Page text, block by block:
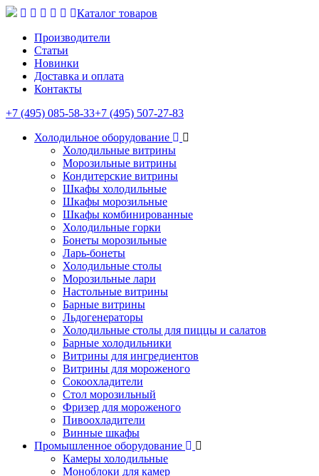
Каталог товаров
Производители
Статьи
Новинки
Доставка и оплата
Контакты
+7 (495) 085-58-33+7 (495) 507-27-83
Холодильное оборудование
Холодильные витрины
Морозильные витрины
Кондитерские витрины
Шкафы холодильные
Шкафы морозильные
Шкафы комбинированные
Холодильные горки
Бонеты морозильные
Ларь-бонеты
Холодильные столы
Морозильные лари
Настольные витрины
Барные витрины
Льдогенераторы
Холодильные столы для пиццы и салатов
Барные холодильники
Витрины для ингредиентов
Витрины для мороженого
Сокоохладители
Стол морозильный
Фризер для мороженого
Пивоохладители
Винные шкафы
Промышленное оборудование
Камеры холодильные
Моноблоки для камер